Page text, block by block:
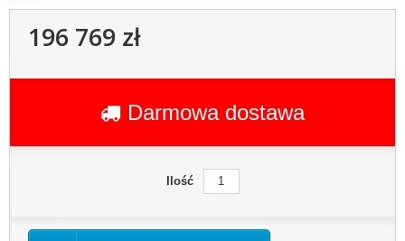
196 769 zł
Darmowa dostawa
Ilość